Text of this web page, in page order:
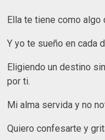
Ella te tiene como algo
Y yo te sueño en cada
Eligiendo un destino
por ti.
Mi alma servida y no
Quiero confesarte y